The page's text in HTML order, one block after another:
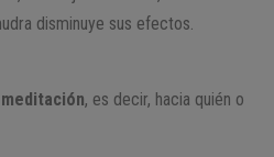
disminuye sus efectos.
, es decir, hacia quién o